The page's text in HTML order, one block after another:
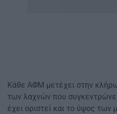
Κάθε ΑΦΜ μετέχει στην
των λαχνών που
έχει οριστεί και το ύψος των